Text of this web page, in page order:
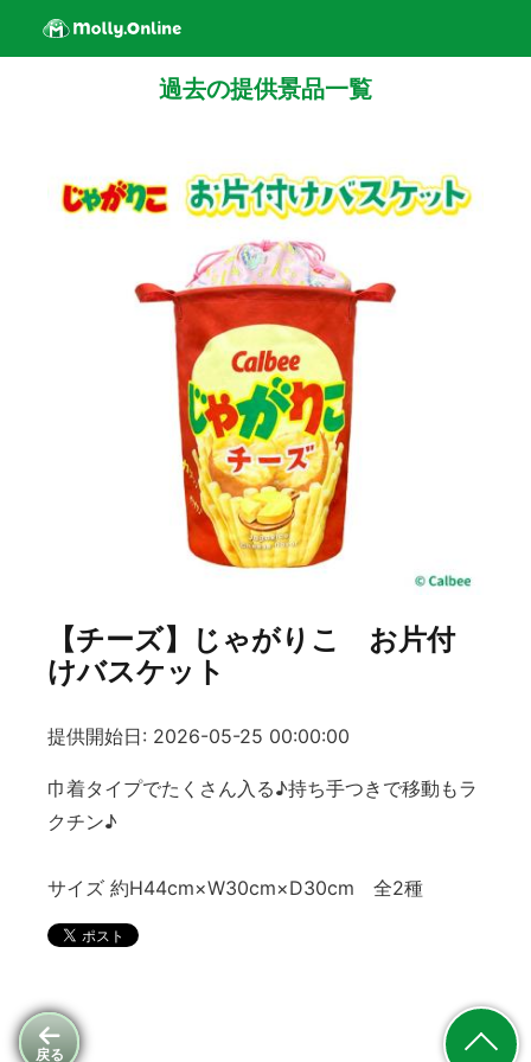
戻る
過去の提供景品一覧
【チーズ】じゃがりこ お片付
けバスケット
提供開始日: 2026-05-25 00:00:00
巾着タイプでたくさん入る♪持ち手つきで移動もラ
クチン♪
サイズ 約H44cm×W30cm×D30cm 全2種